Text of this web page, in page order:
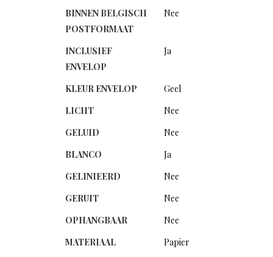
BINNEN BELGISCH
POSTFORMAAT
Nee
INCLUSIEF
ENVELOP
Ja
KLEUR ENVELOP
Geel
LICHT
Nee
GELUID
Nee
BLANCO
Ja
GELINIEERD
Nee
GERUIT
Nee
OPHANGBAAR
Nee
MATERIAAL
Papier